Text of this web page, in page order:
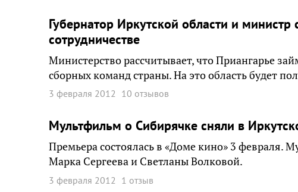
Губернатор Иркутской области и
сотрудничестве
Министерство рассчитывает, что Приангарье
сборных команд страны. На это область будет
3 февраля 2012 10 отзывов
Мультфильм о Сибирячке сняли в
Премьера состоялась в «Доме кино» 3 февраля.
Марка Сергеева и Светланы Волковой.
3 февраля 2012 1 отзыв